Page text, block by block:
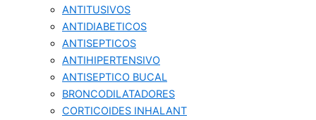
ANTITUSIVOS
ANTIDIABETICOS
ANTISEPTICOS
ANTIHIPERTENSIVO
ANTISEPTICO BUCAL
BRONCODILATADORES
CORTICOIDES INHALANT